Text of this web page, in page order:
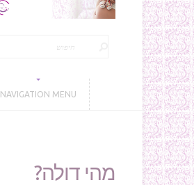
NAVIGATION MENU
מהי דולה?